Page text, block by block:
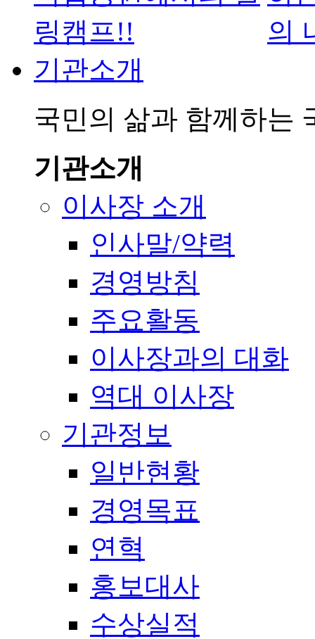
기관소개
국민의 삶과 함께하는
기관소개
이사장 소개
인사말/약력
경영방침
주요활동
이사장과의 대화
역대 이사장
기관정보
일반현황
경영목표
연혁
홍보대사
수상실적